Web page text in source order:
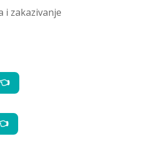
i zakazivanje